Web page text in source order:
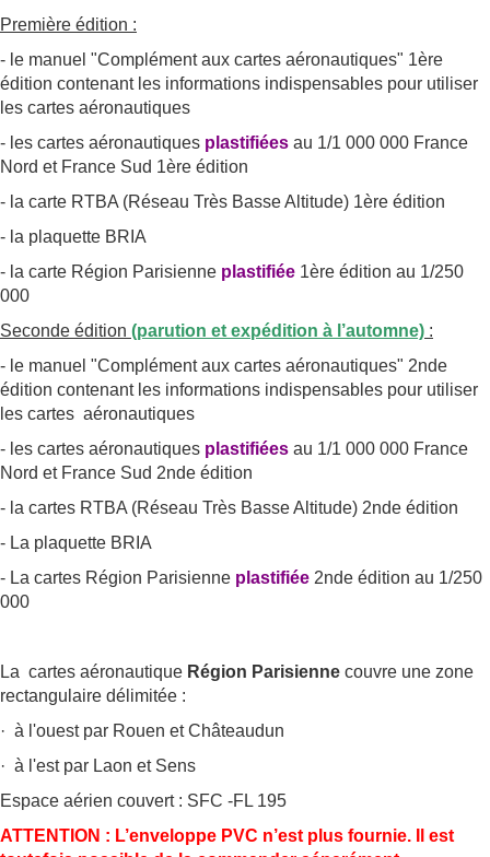
Première édition :
- le manuel "Complément aux cartes aéronautiques" 1ère
édition contenant les informations indispensables pour utiliser
les cartes aéronautiques
- les cartes aéronautiques plastifiées au 1/1 000 000 France
Nord et France Sud 1ère édition
- la carte RTBA (Réseau Très Basse Altitude) 1ère édition
- la plaquette BRIA
- la carte Région Parisienne plastifiée 1ère édition au 1/250
000
Seconde édition (parution et expédition à l’automne) :
- le manuel "Complément aux cartes aéronautiques" 2nde
édition contenant les informations indispensables pour utiliser
les cartes aéronautiques
- les cartes aéronautiques plastifiées au 1/1 000 000 France
Nord et France Sud 2nde édition
- la cartes RTBA (Réseau Très Basse Altitude) 2nde édition
- La plaquette BRIA
- La cartes Région Parisienne plastifiée 2nde édition au 1/250
000
La cartes aéronautique Région Parisienne couvre une zone
rectangulaire délimitée :
· à l'ouest par Rouen et Châteaudun
· à l'est par Laon et Sens
Espace aérien couvert : SFC -FL 195
ATTENTION : L’enveloppe PVC n’est plus fournie. Il est